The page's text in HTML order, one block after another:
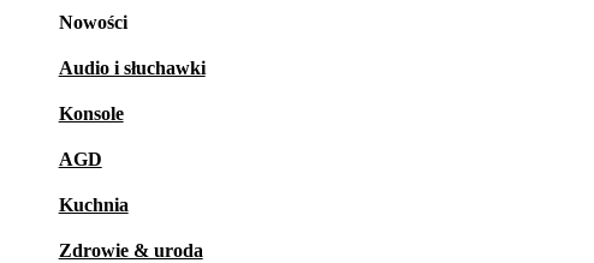
Nowości
Audio i słuchawki
Konsole
AGD
Kuchnia
Zdrowie & uroda